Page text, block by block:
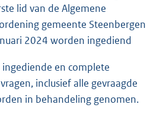
lid van de Algemene
gemeente Steenbergen
2024 worden ingediend
en complete
inclusief alle gevraagde
in behandeling genomen.